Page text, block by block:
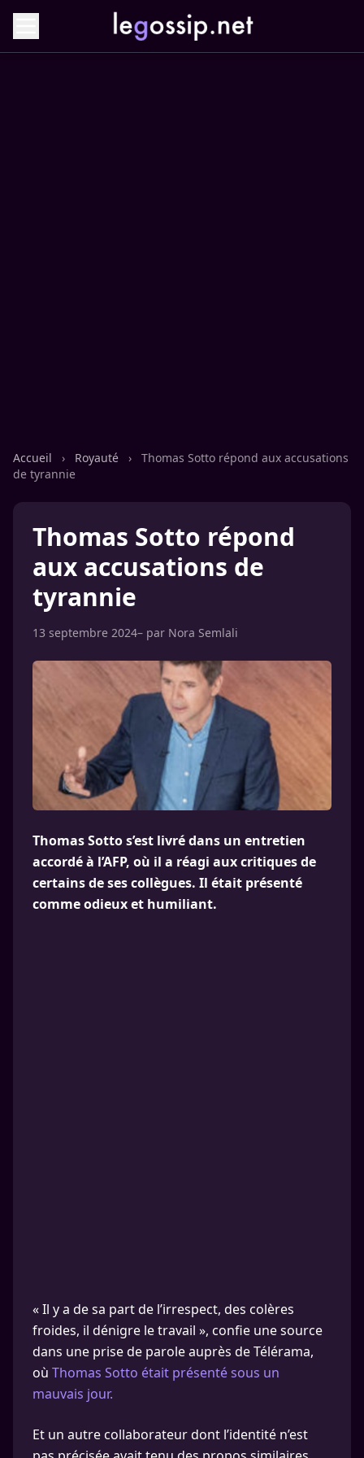
Accueil › Royauté ›
Thomas Sotto répond aux accusations
de tyrannie
Thomas Sotto répond
aux accusations de
tyrannie
13 septembre 2024– par Nora Semlali
Thomas Sotto s’est livré dans un entretien
accordé à l’AFP, où il a réagi aux critiques de
certains de ses collègues. Il était présenté
comme odieux et humiliant.
« Il y a de sa part de l’irrespect, des colères
froides, il dénigre le travail », confie une source
dans une prise de parole auprès de Télérama,
où Thomas Sotto était présenté sous un
mauvais jour.
Et un autre collaborateur dont l’identité n’est